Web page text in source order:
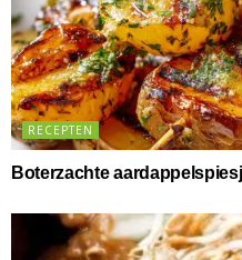
RECEPTEN
Boterzachte